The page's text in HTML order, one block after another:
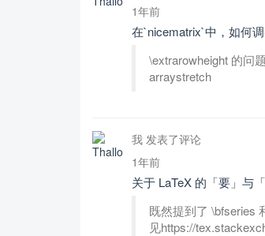
1年前
在`nicematrix`中，如何
\extrarowheight 的问
arraystretch
我 发表了评论
1年前
关于 LaTeX 的「要」与
既然提到了 \bfseries
见https://